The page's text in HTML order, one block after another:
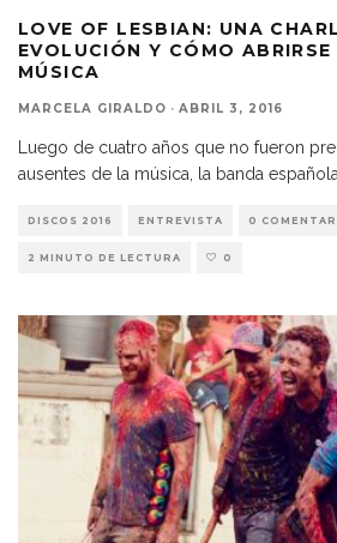
LOVE OF LESBIAN: UNA
EVOLUCIÓN Y CÓMO
MÚSICA
MARCELA GIRALDO · ABRIL 3, 2016
Luego de cuatro años que no fueron
ausentes de la música, la banda
DISCOS 2016 ENTREVISTA 0
2 MINUTO DE LECTURA 0